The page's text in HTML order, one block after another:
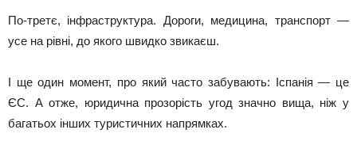
По-третє, інфраструктура. Дороги, медицина, транспорт —
усе на рівні, до якого швидко звикаєш.
І ще один момент, про який часто забувають: Іспанія — це
ЄС. А отже, юридична прозорість угод значно вища, ніж у
багатьох інших туристичних напрямках.